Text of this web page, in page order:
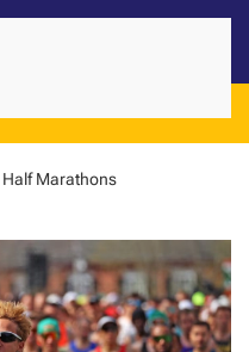
Half Marathons